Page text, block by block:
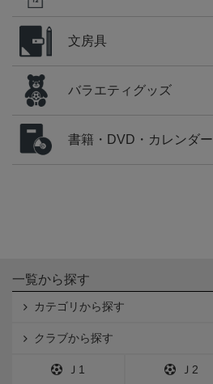
文房具
バラエティグッズ
書籍・DVD・カレンダー
一覧から探す
カテゴリから探す
クラブから探す
Ｊ1 Ｊ2